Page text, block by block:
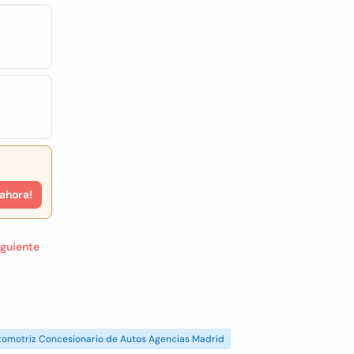
Concesionario de Autos Agencias Madrid